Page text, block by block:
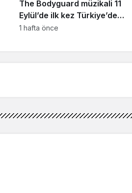
The Bodyguard müzikali 11
Eylül’de ilk kez Türkiye’de
sahnelenecek
1 hafta önce